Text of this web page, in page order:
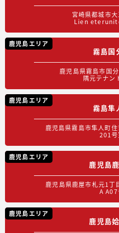
宮崎県都城市
Lien
鹿児島エリア
霧島国
鹿児島県霧島市国
隅元テナン
鹿児島エリア
霧島隼
鹿児島県霧島市隼人町
201号
鹿児島エリア
鹿児島
鹿児島県鹿屋市札元1丁
A A07
鹿児島エリア
鹿児島